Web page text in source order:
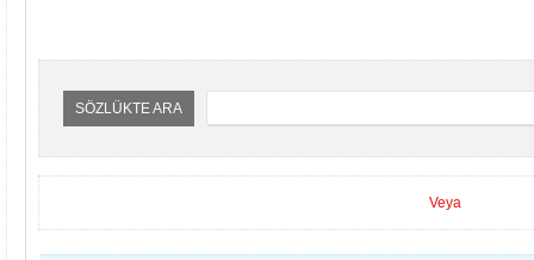
SÖZLÜKTE ARA
Veya